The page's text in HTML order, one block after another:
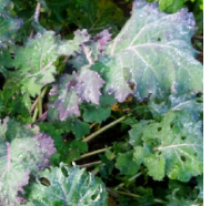
À MA
LISTE
D’ENVIES...